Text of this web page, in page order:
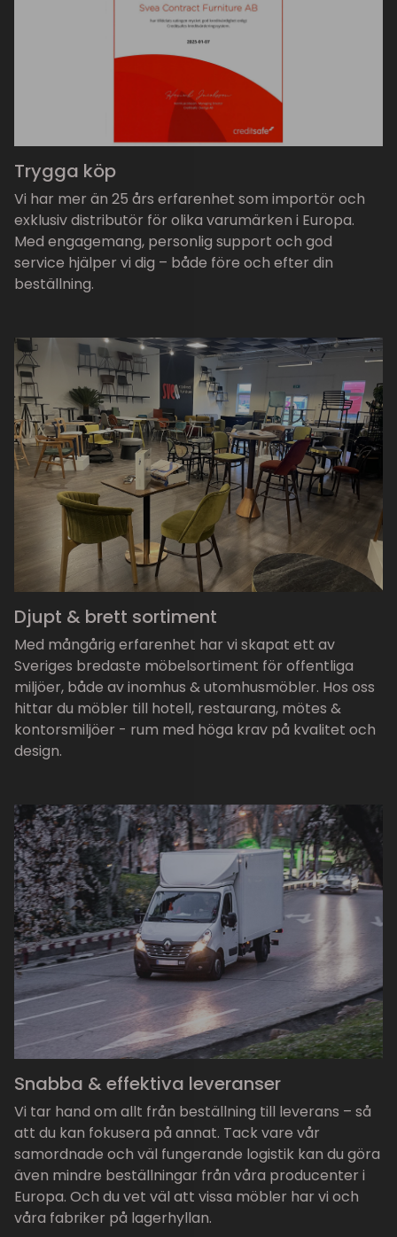
Trygga köp
Vi har mer än 25 års erfarenhet som importör och
exklusiv distributör för olika varumärken i Europa.
Med engagemang, personlig support och god
service hjälper vi dig – både före och efter din
beställning.
Djupt & brett sortiment
Med mångårig erfarenhet har vi skapat ett av
Sveriges bredaste möbelsortiment för offentliga
miljöer, både av inomhus & utomhusmöbler. Hos oss
hittar du möbler till hotell, restaurang, mötes &
kontorsmiljöer - rum med höga krav på kvalitet och
design.
Snabba & effektiva leveranser
Vi tar hand om allt från beställning till leverans – så
att du kan fokusera på annat. Tack vare vår
samordnade och väl fungerande logistik kan du göra
även mindre beställningar från våra producenter i
Europa. Och du vet väl att vissa möbler har vi och
våra fabriker på lagerhyllan.